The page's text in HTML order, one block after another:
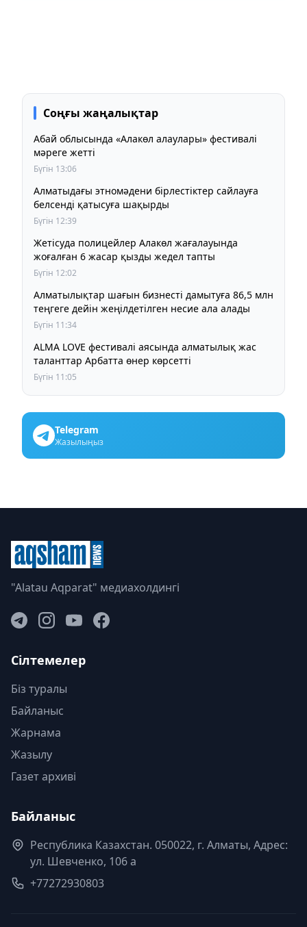
Соңғы жаңалықтар
Абай облысында «Алакөл алаулары» фестивалі
мәреге жетті
Бүгін 13:06
Алматыдағы этномәдени бірлестіктер сайлауға
белсенді қатысуға шақырды
Бүгін 12:39
Жетісуда полицейлер Алакөл жағалауында
жоғалған 6 жасар қызды жедел тапты
Бүгін 12:02
Алматылықтар шағын бизнесті дамытуға 86,5 млн
теңгеге дейін жеңілдетілген несие ала алады
Бүгін 11:34
ALMA LOVE фестивалі аясында алматылық жас
таланттар Арбатта өнер көрсетті
Бүгін 11:05
Telegram
Жазылыңыз
"Alatau Aqparat" медиахолдингі
Сілтемелер
Біз туралы
Байланыс
Жарнама
Жазылу
Газет архиві
Байланыс
Республика Казахстан. 050022, г. Алматы, Адрес:
ул. Шевченко, 106 а
+77272930803